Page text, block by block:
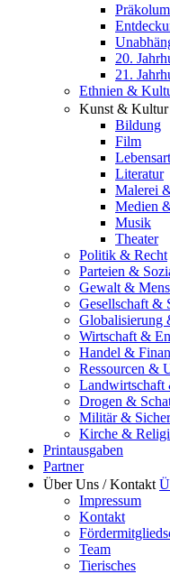
20.
21.
Ethnien &
Kunst & Kultur
Bildung
Film
Lebensart
Literatur
Malerei
Medien
Musik
Theater
Politik & Recht
Parteien &
Gewalt &
Gesellschaft &
Globalisierung
Wirtschaft &
Handel &
Ressourcen &
Landwirtschaft
Drogen &
Militär &
Kirche &
Printausgaben
Partner
Über Uns / Kontakt
Impressum
Kontakt
Team
Tierisches